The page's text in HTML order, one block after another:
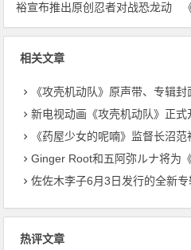
裕宣布推出原创忍者对战恐龙动
画！
相关文章
《攻壳机动队》原声带、专辑封
新电视动画《攻壳机动队》正式
《药屋少女的呢喃》监督长沼范裕宣
Ginger Root和五阿弥ルナ将为《二
佐佐木李子6月3日发行的全新专辑《RI PATHOS
热评文章